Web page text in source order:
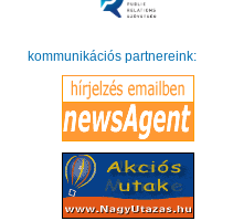
kommunikációs partnereink: